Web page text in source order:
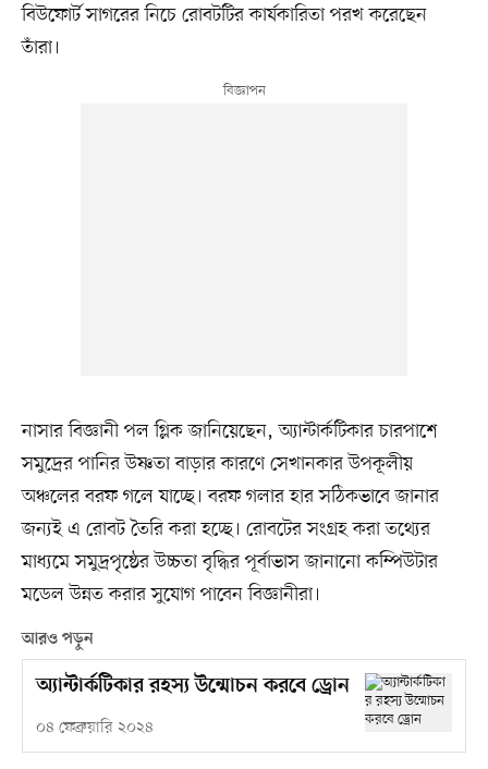
বিউফোর্ট সাগরের নিচে রোবটটির কার্যকারিতা পরখ করেছেন
তাঁরা।
নাসার বিজ্ঞানী পল গ্লিক জানিয়েছেন, অ্যান্টার্কটিকার চারপাশে
সমুদ্রের পানির উষ্ণতা বাড়ার কারণে সেখানকার উপকূলীয়
অঞ্চলের বরফ গলে যাচ্ছে। বরফ গলার হার সঠিকভাবে জানার
জন্যই এ রোবট তৈরি করা হচ্ছে। রোবটের সংগ্রহ করা তথ্যের
মাধ্যমে সমুদ্রপৃষ্ঠের উচ্চতা বৃদ্ধির পূর্বাভাস জানানো কম্পিউটার
মডেল উন্নত করার সুযোগ পাবেন বিজ্ঞানীরা।
আরও পড়ুন
অ্যান্টার্কটিকার রহস্য উন্মোচন করবে ড্রোন
০৪ ফেব্রুয়ারি ২০২৪